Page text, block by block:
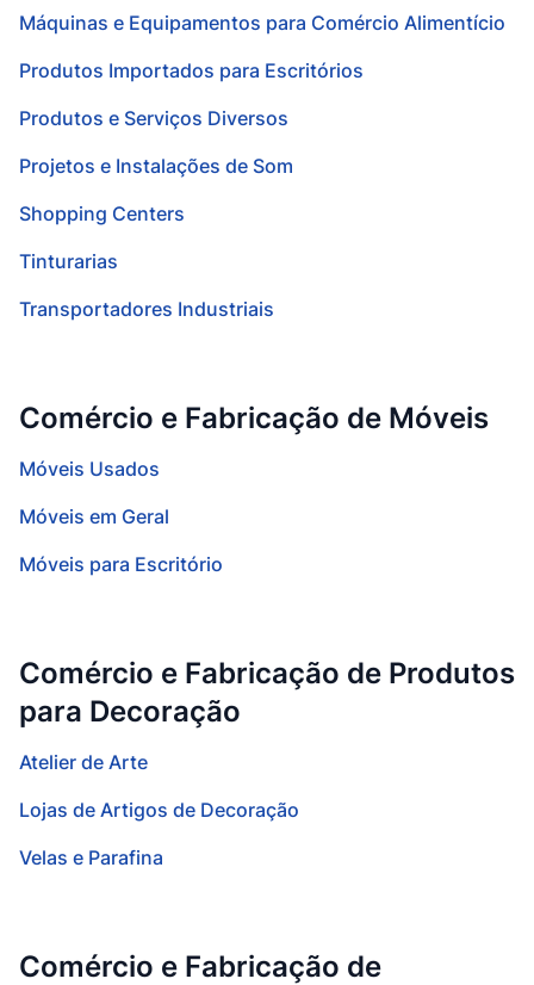
Máquinas e Equipamentos para Comércio Alimentício
Produtos Importados para Escritórios
Produtos e Serviços Diversos
Projetos e Instalações de Som
Shopping Centers
Tinturarias
Transportadores Industriais
Comércio e Fabricação de Móveis
Móveis Usados
Móveis em Geral
Móveis para Escritório
Comércio e Fabricação de Produtos
para Decoração
Atelier de Arte
Lojas de Artigos de Decoração
Velas e Parafina
Comércio e Fabricação de